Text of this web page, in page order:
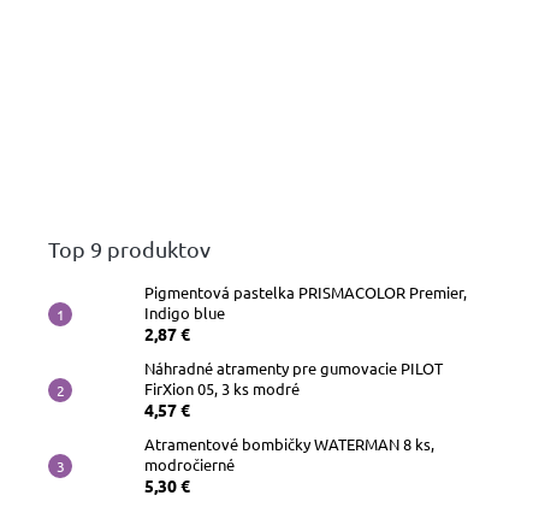
Top 9 produktov
Pigmentová pastelka PRISMACOLOR Premier,
Indigo blue
2,87 €
Náhradné atramenty pre gumovacie PILOT
FirXion 05, 3 ks modré
4,57 €
Atramentové bombičky WATERMAN 8 ks,
modročierné
5,30 €